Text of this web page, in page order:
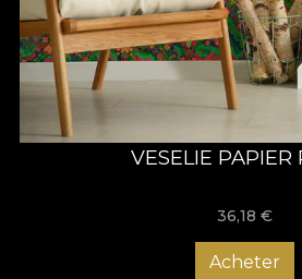
VESELIE PAPIER
36,18 €
Acheter